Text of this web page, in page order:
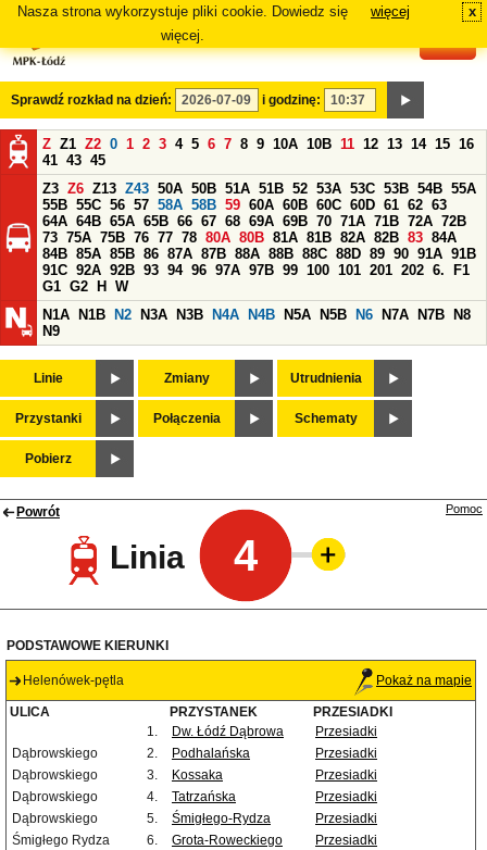
Nasza strona wykorzystuje pliki cookie. Dowiedz się
więcej.
więcej x
Sprawdź rozkład na dzień: i godzinę:
Z Z1 Z2 0 1 2 3 4 5 6 7 8 9 10A 10B 11 12 13 14 15 16
41 43 45
Z3 Z6 Z13 Z43 50A 50B 51A 51B 52 53A 53C 53B 54B 55A
55B 55C 56 57 58A 58B 59 60A 60B 60C 60D 61 62 63
64A 64B 65A 65B 66 67 68 69A 69B 70 71A 71B 72A 72B
73 75A 75B 76 77 78 80A 80B 81A 81B 82A 82B 83 84A
84B 85A 85B 86 87A 87B 88A 88B 88C 88D 89 90 91A 91B
91C 92A 92B 93 94 96 97A 97B 99 100 101 201 202 6.
F1
G1 G2 H
W
N1A
N1B N2 N3A N3B N4A N4B N5A N5B N6 N7A N7B
N8
N9
Linie Zmiany Utrudnienia
Przystanki Połączenia Schematy
Pobierz
Powrót
Linia 4
Pomoc
PODSTAWOWE KIERUNKI
Helenówek-pętla Pokaż na mapie
ULICA PRZYSTANEK
PRZESIADKI
1.
Dw. Łódź Dąbrowa
Przesiadki
Dąbrowskiego
2. Podhalańska
Przesiadki
Dąbrowskiego
3. Kossaka
Przesiadki
Dąbrowskiego
4. Tatrzańska
Przesiadki
Dąbrowskiego
5. Śmigłego-Rydza
Przesiadki
Śmigłego Rydza
6. Grota-Roweckiego
Przesiadki